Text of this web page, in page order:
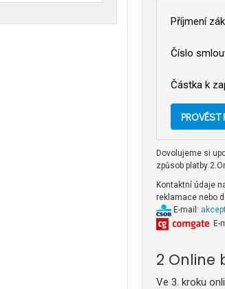
Příjmení
Číslo
Částka k
Dovolujeme si
způsob platby
Kontaktní údaje
reklamace nebo
E-mail:
E-
Online
Ve 3. kroku